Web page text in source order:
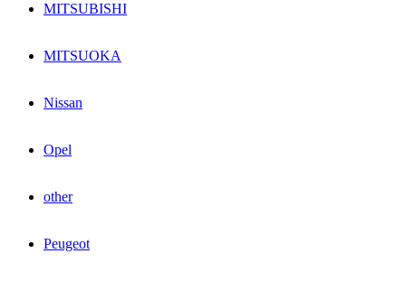
MITSUBISHI
MITSUOKA
Nissan
Opel
other
Peugeot